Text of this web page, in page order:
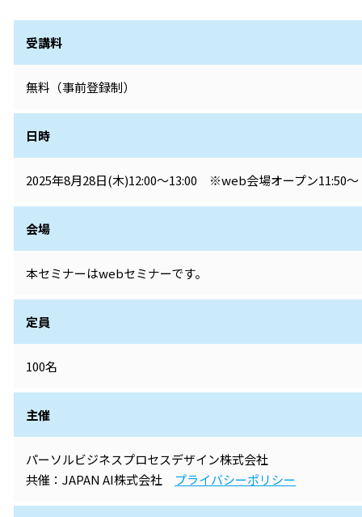
受講料
無料（事前登録制）
日時
2025年8月28日(木)12:00～13:00 ※web会場オープン11:50～
会場
本セミナーはwebセミナーです。
定員
100名
主催
パーソルビジネスプロセスデザイン株式会社
共催：JAPAN AI株式会社 プライバシーポリシー